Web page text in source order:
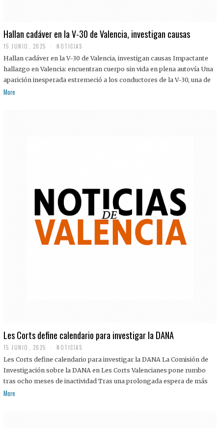
Hallan cadáver en la V-30 de Valencia, investigan causas
15 JUNIO, 2025 NOTICIAS
Hallan cadáver en la V-30 de Valencia, investigan causas Impactante
hallazgo en Valencia: encuentran cuerpo sin vida en plena autovía Una
aparición inesperada estremeció a los conductores de la V-30, una de
More
Les Corts define calendario para investigar la DANA
15 JUNIO, 2025 NOTICIAS
Les Corts define calendario para investigar la DANA La Comisión de
Investigación sobre la DANA en Les Corts Valencianes pone rumbo
tras ocho meses de inactividad Tras una prolongada espera de más
More